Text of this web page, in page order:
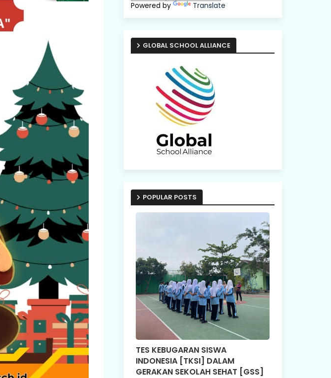
Powered by Translate
GLOBAL SCHOOL ALLIANCE
POPULAR POSTS
TES KEBUGARAN SISWA
INDONESIA [TKSI] DALAM
GERAKAN SEKOLAH SEHAT [GSS]